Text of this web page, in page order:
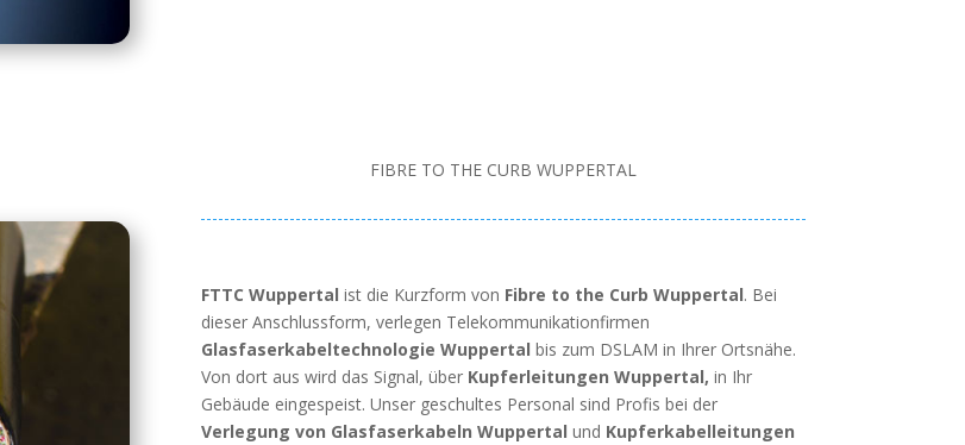
FIBRE TO THE CURB WUPPERTAL
FTTC Wuppertal ist die Kurzform von Fibre to the Curb Wuppertal. Bei
dieser Anschlussform, verlegen Telekommunikationfirmen
Glasfaserkabeltechnologie Wuppertal bis zum DSLAM in Ihrer Ortsnähe.
Von dort aus wird das Signal, über Kupferleitungen Wuppertal, in Ihr
Gebäude eingespeist. Unser geschultes Personal sind Profis bei der
Verlegung von Glasfaserkabeln Wuppertal und Kupferkabelleitungen